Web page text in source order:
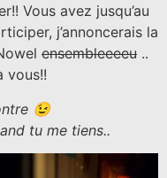
Vous avez jusqu’au
j’annoncerais la
ensembleeeeu ..
vous!!
😉
tu me tiens..